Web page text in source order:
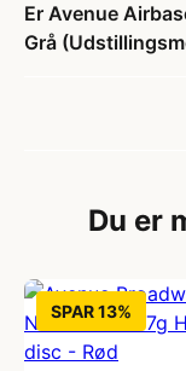
Er Avenue
Grå
Du er
SPAR 13%